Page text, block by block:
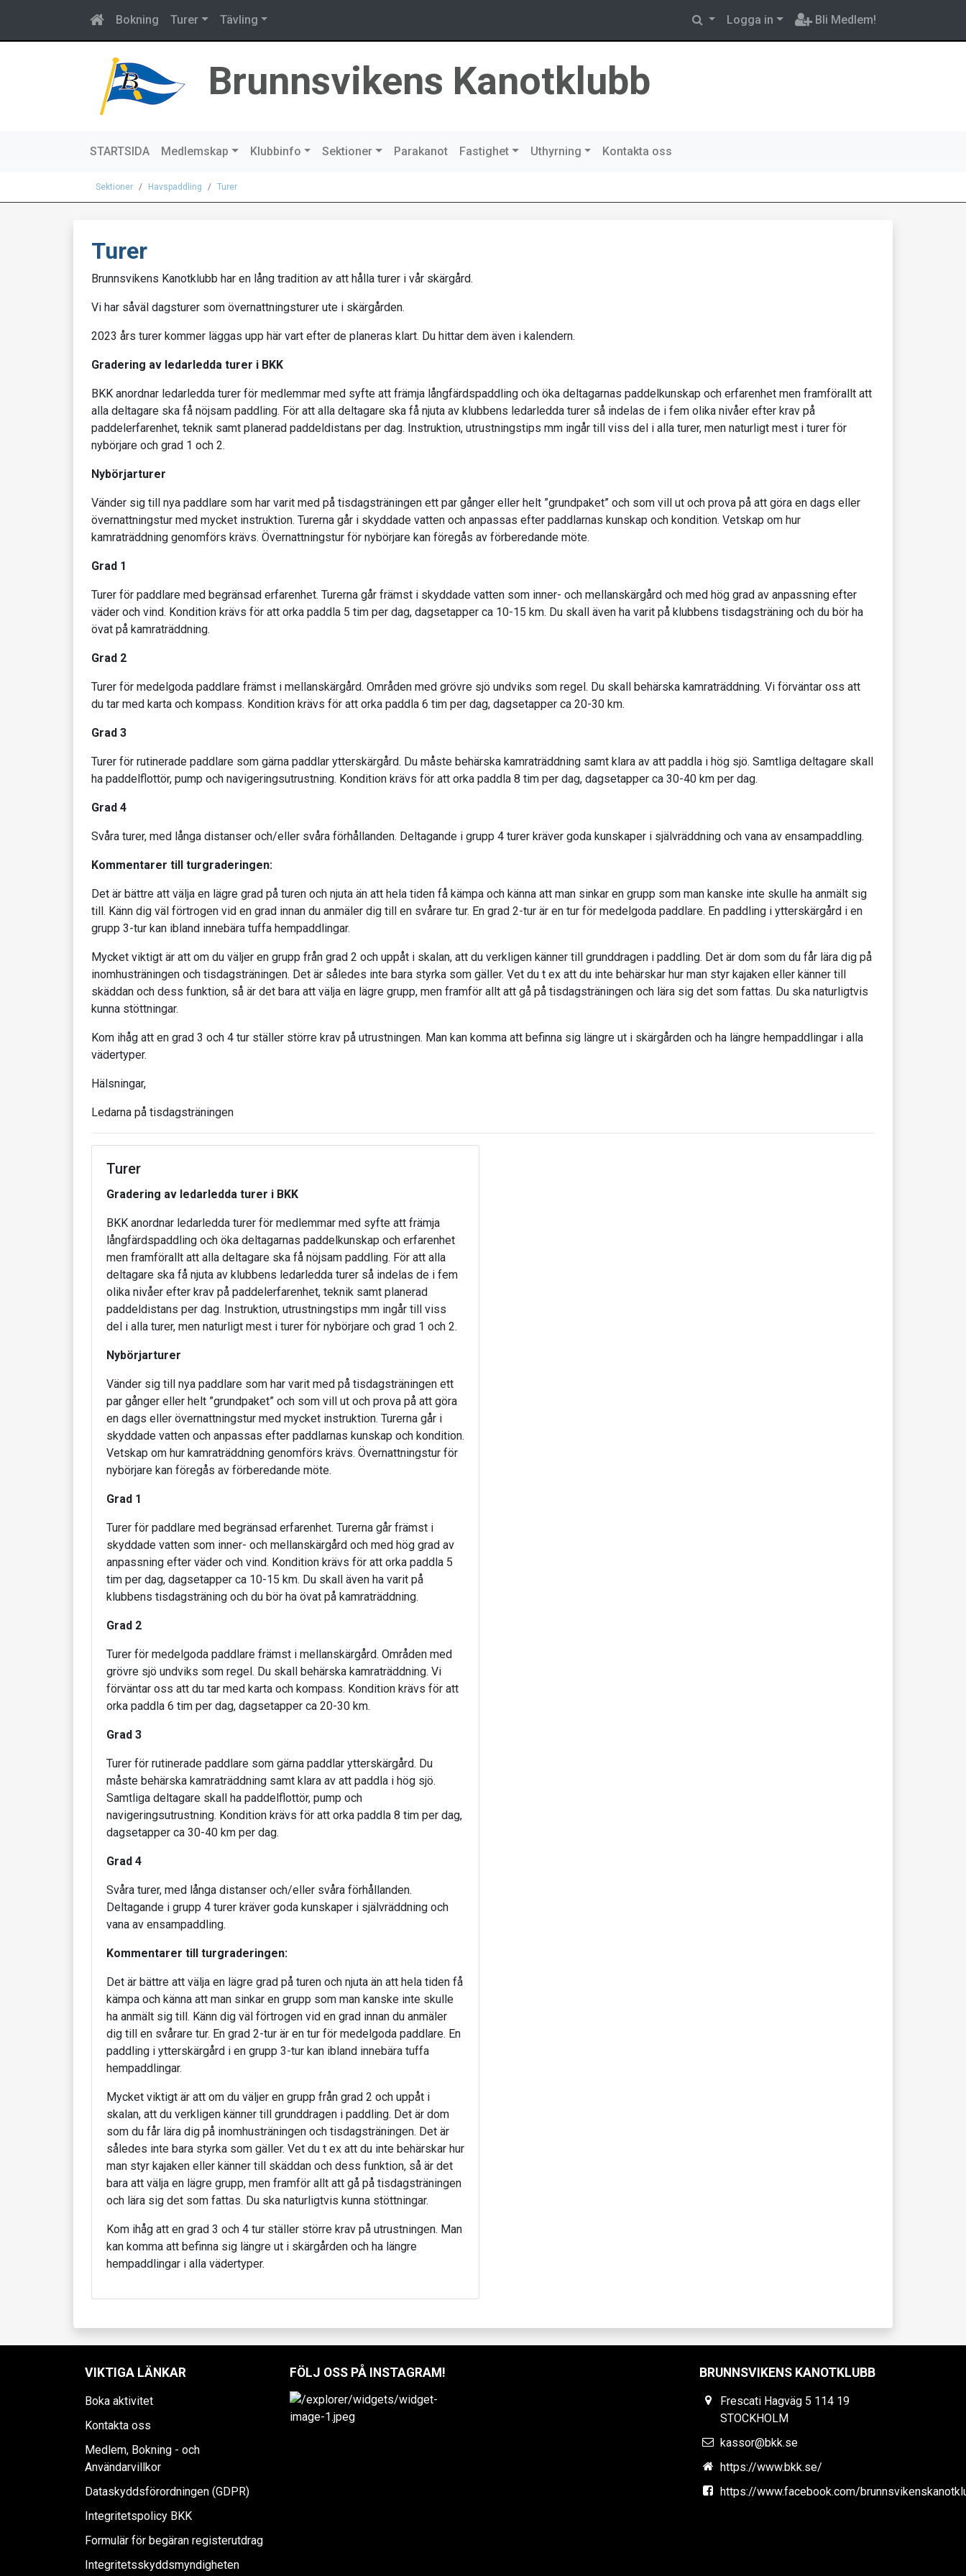
Bokning Turer Tävling Logga in Bli Medlem!
Brunnsvikens Kanotklubb
STARTSIDA Medlemskap Klubbinfo Sektioner Parakanot Fastighet Uthyrning Kontakta oss
Sektioner Havspaddling Turer
Turer
Brunnsvikens Kanotklubb har en lång tradition av att hålla turer i vår skärgård.
Vi har såväl dagsturer som övernattningsturer ute i skärgården.
2023 års turer kommer läggas upp här vart efter de planeras klart. Du hittar dem även i kalendern.
Gradering av ledarledda turer i BKK
BKK anordnar ledarledda turer för medlemmar med syfte att främja långfärdspaddling och öka deltagarnas paddelkunskap och erfarenhet men framförallt att
alla deltagare ska få nöjsam paddling. För att alla deltagare ska få njuta av klubbens ledarledda turer så indelas de i fem olika nivåer efter krav på
paddelerfarenhet, teknik samt planerad paddeldistans per dag. Instruktion, utrustningstips mm ingår till viss del i alla turer, men naturligt mest i turer för
nybörjare och grad 1 och 2.
Nybörjarturer
Vänder sig till nya paddlare som har varit med på tisdagsträningen ett par gånger eller helt ”grundpaket” och som vill ut och prova på att göra en dags eller
övernattningstur med mycket instruktion. Turerna går i skyddade vatten och anpassas efter paddlarnas kunskap och kondition. Vetskap om hur
kamraträddning genomförs krävs. Övernattningstur för nybörjare kan föregås av förberedande möte.
Grad 1
Turer för paddlare med begränsad erfarenhet. Turerna går främst i skyddade vatten som inner- och mellanskärgård och med hög grad av anpassning efter
väder och vind. Kondition krävs för att orka paddla 5 tim per dag, dagsetapper ca 10-15 km. Du skall även ha varit på klubbens tisdagsträning och du bör ha
övat på kamraträddning.
Grad 2
Turer för medelgoda paddlare främst i mellanskärgård. Områden med grövre sjö undviks som regel. Du skall behärska kamraträddning. Vi förväntar oss att
du tar med karta och kompass. Kondition krävs för att orka paddla 6 tim per dag, dagsetapper ca 20-30 km.
Grad 3
Turer för rutinerade paddlare som gärna paddlar ytterskärgård. Du måste behärska kamraträddning samt klara av att paddla i hög sjö. Samtliga deltagare skall
ha paddelflottör, pump och navigeringsutrustning. Kondition krävs för att orka paddla 8 tim per dag, dagsetapper ca 30-40 km per dag.
Grad 4
Svåra turer, med långa distanser och/eller svåra förhållanden. Deltagande i grupp 4 turer kräver goda kunskaper i självräddning och vana av ensampaddling.
Kommentarer till turgraderingen:
Det är bättre att välja en lägre grad på turen och njuta än att hela tiden få kämpa och känna att man sinkar en grupp som man kanske inte skulle ha anmält sig
till. Känn dig väl förtrogen vid en grad innan du anmäler dig till en svårare tur. En grad 2-tur är en tur för medelgoda paddlare. En paddling i ytterskärgård i en
grupp 3-tur kan ibland innebära tuffa hempaddlingar.
Mycket viktigt är att om du väljer en grupp från grad 2 och uppåt i skalan, att du verkligen känner till grunddragen i paddling. Det är dom som du får lära dig på
inomhusträningen och tisdagsträningen. Det är således inte bara styrka som gäller. Vet du t ex att du inte behärskar hur man styr kajaken eller känner till
skäddan och dess funktion, så är det bara att välja en lägre grupp, men framför allt att gå på tisdagsträningen och lära sig det som fattas. Du ska naturligtvis
kunna stöttningar.
Kom ihåg att en grad 3 och 4 tur ställer större krav på utrustningen. Man kan komma att befinna sig längre ut i skärgården och ha längre hempaddlingar i alla
vädertyper.
Hälsningar,
Ledarna på tisdagsträningen
Turer
Gradering av ledarledda turer i BKK
BKK anordnar ledarledda turer för medlemmar med syfte att främja
långfärdspaddling och öka deltagarnas paddelkunskap och erfarenhet
men framförallt att alla deltagare ska få nöjsam paddling. För att alla
deltagare ska få njuta av klubbens ledarledda turer så indelas de i fem
olika nivåer efter krav på paddelerfarenhet, teknik samt planerad
paddeldistans per dag. Instruktion, utrustningstips mm ingår till viss
del i alla turer, men naturligt mest i turer för nybörjare och grad 1 och 2.
Nybörjarturer
Vänder sig till nya paddlare som har varit med på tisdagsträningen ett
par gånger eller helt ”grundpaket” och som vill ut och prova på att göra
en dags eller övernattningstur med mycket instruktion. Turerna går i
skyddade vatten och anpassas efter paddlarnas kunskap och kondition.
Vetskap om hur kamraträddning genomförs krävs. Övernattningstur för
nybörjare kan föregås av förberedande möte.
Grad 1
Turer för paddlare med begränsad erfarenhet. Turerna går främst i
skyddade vatten som inner- och mellanskärgård och med hög grad av
anpassning efter väder och vind. Kondition krävs för att orka paddla 5
tim per dag, dagsetapper ca 10-15 km. Du skall även ha varit på
klubbens tisdagsträning och du bör ha övat på kamraträddning.
Grad 2
Turer för medelgoda paddlare främst i mellanskärgård. Områden med
grövre sjö undviks som regel. Du skall behärska kamraträddning. Vi
förväntar oss att du tar med karta och kompass. Kondition krävs för att
orka paddla 6 tim per dag, dagsetapper ca 20-30 km.
Grad 3
Turer för rutinerade paddlare som gärna paddlar ytterskärgård. Du
måste behärska kamraträddning samt klara av att paddla i hög sjö.
Samtliga deltagare skall ha paddelflottör, pump och
navigeringsutrustning. Kondition krävs för att orka paddla 8 tim per dag,
dagsetapper ca 30-40 km per dag.
Grad 4
Svåra turer, med långa distanser och/eller svåra förhållanden.
Deltagande i grupp 4 turer kräver goda kunskaper i självräddning och
vana av ensampaddling.
Kommentarer till turgraderingen:
Det är bättre att välja en lägre grad på turen och njuta än att hela tiden få
kämpa och känna att man sinkar en grupp som man kanske inte skulle
ha anmält sig till. Känn dig väl förtrogen vid en grad innan du anmäler
dig till en svårare tur. En grad 2-tur är en tur för medelgoda paddlare. En
paddling i ytterskärgård i en grupp 3-tur kan ibland innebära tuffa
hempaddlingar.
Mycket viktigt är att om du väljer en grupp från grad 2 och uppåt i
skalan, att du verkligen känner till grunddragen i paddling. Det är dom
som du får lära dig på inomhusträningen och tisdagsträningen. Det är
således inte bara styrka som gäller. Vet du t ex att du inte behärskar hur
man styr kajaken eller känner till skäddan och dess funktion, så är det
bara att välja en lägre grupp, men framför allt att gå på tisdagsträningen
och lära sig det som fattas. Du ska naturligtvis kunna stöttningar.
Kom ihåg att en grad 3 och 4 tur ställer större krav på utrustningen. Man
kan komma att befinna sig längre ut i skärgården och ha längre
hempaddlingar i alla vädertyper.
VIKTIGA LÄNKAR
Boka aktivitet
Kontakta oss
Medlem, Bokning - och
Användarvillkor
Dataskyddsförordningen (GDPR)
Integritetspolicy BKK
Formulär för begäran registerutdrag
Integritetsskyddsmyndigheten
FÖLJ OSS PÅ INSTAGRAM! BRUNNSVIKENS KANOTKLUBB
Frescati Hagväg 5 114 19
STOCKHOLM
kassor@bkk.se
https://www.bkk.se/
https://www.facebook.com/